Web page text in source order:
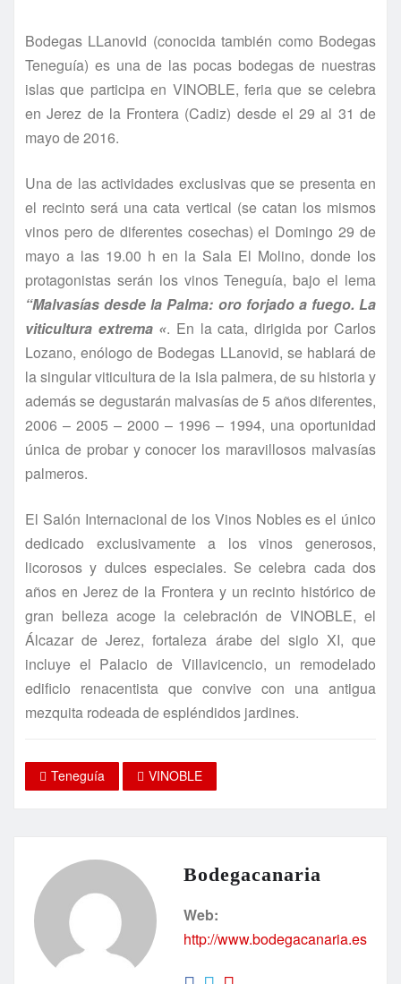
Bodegas LLanovid (conocida también como Bodegas
Teneguía) es una de las pocas bodegas de nuestras
islas que participa en VINOBLE, feria que se celebra
en Jerez de la Frontera (Cadiz) desde el 29 al 31 de
mayo de 2016.
Una de las actividades exclusivas que se presenta en
el recinto será una cata vertical (se catan los mismos
vinos pero de diferentes cosechas) el Domingo 29 de
mayo a las 19.00 h en la Sala El Molino, donde los
protagonistas serán los vinos Teneguía, bajo el lema
“Malvasías desde la Palma: oro forjado a fuego. La
viticultura extrema «. En la cata, dirigida por Carlos
Lozano, enólogo de Bodegas LLanovid, se hablará de
la singular viticultura de la isla palmera, de su historia y
además se degustarán malvasías de 5 años diferentes,
2006 – 2005 – 2000 – 1996 – 1994, una oportunidad
única de probar y conocer los maravillosos malvasías
palmeros.
El Salón Internacional de los Vinos Nobles es el único
dedicado exclusivamente a los vinos generosos,
licorosos y dulces especiales. Se celebra cada dos
años en Jerez de la Frontera y un recinto histórico de
gran belleza acoge la celebración de VINOBLE, el
Álcazar de Jerez, fortaleza árabe del siglo XI, que
incluye el Palacio de Villavicencio, un remodelado
edificio renacentista que convive con una antigua
mezquita rodeada de espléndidos jardines.
Teneguía VINOBLE
Bodegacanaria
Web:
http://www.bodegacanaria.es